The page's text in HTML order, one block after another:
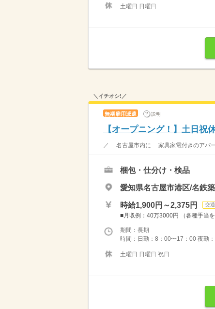
土曜日 日曜日
＼イチオシ!／
無期雇用派遣 説明
【オープニング！】土日
／ 名古屋市内に 家具家電付きのアパー
梱包・仕分け・検品
愛知県名古屋市港区/名鉄
時給1,900円～2,375円 交
■月収例：40万3000円 （各種手当
期間：長期
時間：日勤：8：00〜17：00 夜勤
土曜日 日曜日 祝日